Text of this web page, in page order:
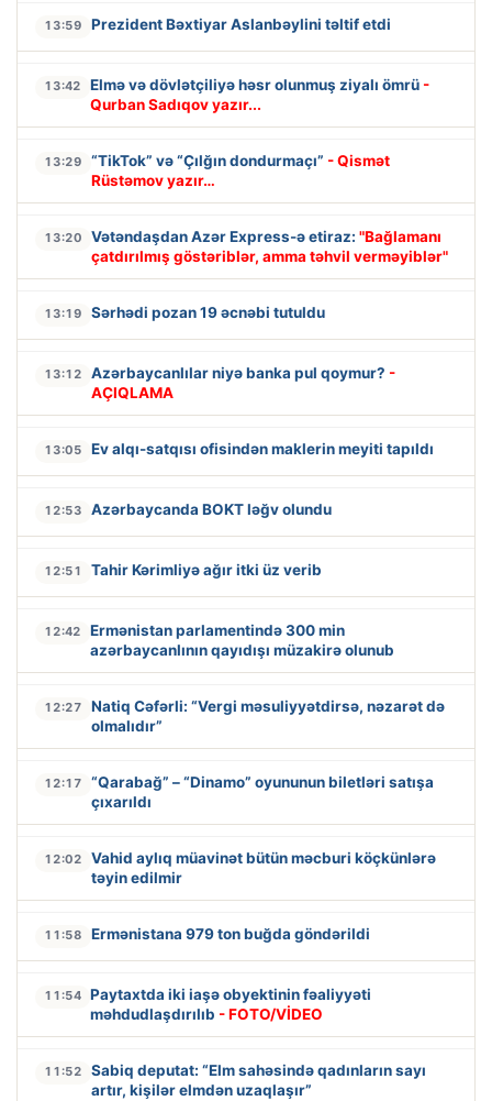
13:59 Prezident Bəxtiyar Aslanbəylini təltif etdi
13:42 Elmə və dövlətçiliyə həsr olunmuş ziyalı ömrü -
Qurban Sadıqov yazır...
13:29 “TikTok” və “Çılğın dondurmaçı” - Qismət
Rüstəmov yazır…
13:20 Vətəndaşdan Azər Express-ə etiraz: "Bağlamanı
çatdırılmış göstəriblər, amma təhvil verməyiblər"
13:19 Sərhədi pozan 19 əcnəbi tutuldu
13:12 Azərbaycanlılar niyə banka pul qoymur? -
AÇIQLAMA
13:05 Ev alqı-satqısı ofisindən maklerin meyiti tapıldı
12:53 Azərbaycanda BOKT ləğv olundu
12:51 Tahir Kərimliyə ağır itki üz verib
12:42
Ermənistan parlamentində 300 min
azərbaycanlının qayıdışı müzakirə olunub
12:27
Natiq Cəfərli: “Vergi məsuliyyətdirsə, nəzarət də
olmalıdır”
12:17
“Qarabağ” – “Dinamo” oyununun biletləri satışa
çıxarıldı
12:02
Vahid aylıq müavinət bütün məcburi köçkünlərə
təyin edilmir
11:58 Ermənistana 979 ton buğda göndərildi
11:54 Paytaxtda iki iaşə obyektinin fəaliyyəti
məhdudlaşdırılıb - FOTO/VİDEO
11:52
Sabiq deputat: “Elm sahəsində qadınların sayı
artır, kişilər elmdən uzaqlaşır”